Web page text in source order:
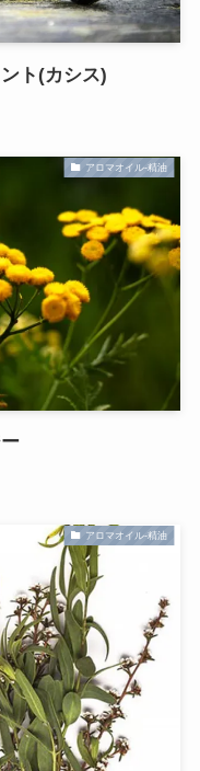
ト(カシス)
アロマオイル-精油
アロマオイル-精油